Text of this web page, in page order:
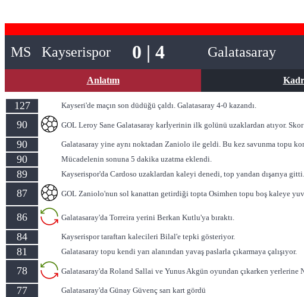
MS Kayserispor 0 | 4 Galatasaray
Anlatım
127 Kayseri'de maçın son düdüğü çaldı. Galatasaray 4-0 kazandı.
90 GOL Leroy Sane Galatasaray karİyerinin ilk golünü uzaklardan atıyor.
90 Galatasaray yine aynı noktadan Zaniolo ile geldi. Bu kez savunma topu
90 Mücadelenin sonuna 5 dakika uzatma eklendi.
89 Kayserispor'da Cardoso uzaklardan kaleyi denedi, top yandan dışarıya gitti.
87 GOL Zaniolo'nun sol kanattan getirdiği topta Osimhen topu boş kaleye
86 Galatasaray'da Torreira yerini Berkan Kutlu'ya bıraktı.
84 Kayserispor taraftarı kalecileri Bilal'e tepki gösteriyor.
81 Galatasaray topu kendi yarı alanından yavaş paslarla çıkarmaya çalışıyor.
78 Galatasaray'da Roland Sallai ve Yunus Akgün oyundan çıkarken
77 Galatasaray'da Günay Güvenç sarı kart gördü